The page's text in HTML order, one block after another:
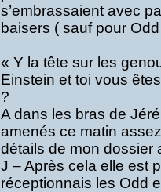
s’embrassaient avec
baisers ( sauf pour
« Y la tête sur les
Einstein et toi vous
?
A dans les bras de
amenés ce matin
détails de mon dossier
J – Après cela elle est
réceptionnais les Odd